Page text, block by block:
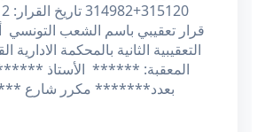
قرار تعقيبي باسم الشعب التونسي
التعقيبية الثانية بالمحكمة الادارية
المعقبة: ****** الأستاذ ******
بعدد******* مكرر شارع